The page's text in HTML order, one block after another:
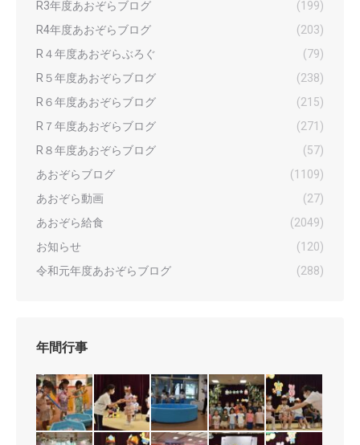
R3年度あおぞらブログ
(199)
R4年度あおぞらブログ
(203)
R４年度あおぞらぶろぐ
(79)
R５年度あおぞらブログ
(238)
R６年度あおぞらブログ
(215)
R７年度あおぞらブログ
(271)
R８年度あおぞらブログ
(57)
あおぞらブログ
(1109)
あおぞら動画
(27)
あおぞら給食
(2049)
お知らせ
(120)
令和元年度あおぞらブログ
(288)
年間行事